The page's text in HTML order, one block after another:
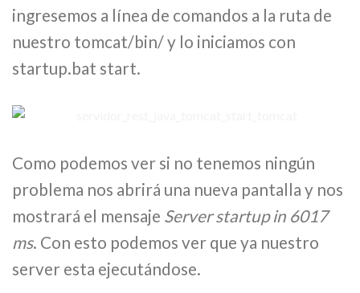
ingresemos a línea de comandos a la ruta de
nuestro tomcat/bin/ y lo iniciamos con
startup.bat start.
Como podemos ver si no tenemos ningún
problema nos abrirá una nueva pantalla y nos
mostrará el mensaje Server startup in 6017
ms. Con esto podemos ver que ya nuestro
server esta ejecutándose.